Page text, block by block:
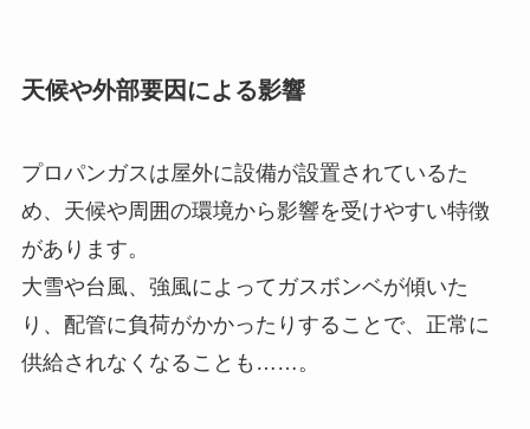
天候や外部要因による影響
プロパンガスは屋外に設備が設置されているた
め、天候や周囲の環境から影響を受けやすい特徴
があります。
大雪や台風、強風によってガスボンベが傾いた
り、配管に負荷がかかったりすることで、正常に
供給されなくなることも……。